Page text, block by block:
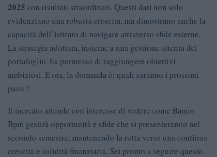
2025 con risultati straordinari. Questi dati non solo
evidenziano una robusta crescita, ma dimostrano anche la
capacità dell’istituto di navigare attraverso sfide esterne.
La strategia adottata, insieme a una gestione attenta del
portafoglio, ha permesso di raggiungere obiettivi
ambiziosi. E ora, la domanda è: quali saranno i prossimi
passi?
Il mercato attende con interesse di vedere come Banco
Bpm gestirà opportunità e sfide che si presenteranno nel
secondo semestre, mantenendo la rotta verso una continua
crescita e solidità finanziaria. Sei pronto a seguire questo